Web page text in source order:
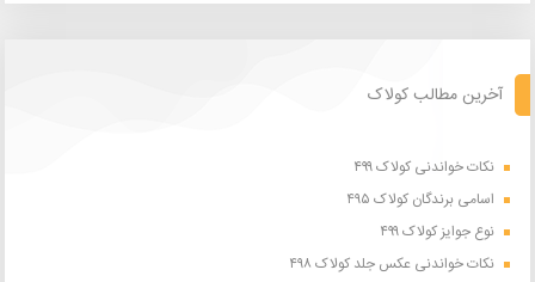
آخرین مطالب کولاک
نکات خواندنی کولاک ۴۹۹
اسامی برندگان کولاک ۴۹۵
نوع جوایز کولاک ۴۹۹
نکات خواندنی عکس جلد کولاک ۴۹۸